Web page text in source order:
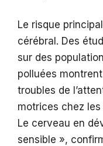
Le risque
cérébral. Des
sur des
polluées
troubles de
motrices chez
Le cerveau en
sensible »,